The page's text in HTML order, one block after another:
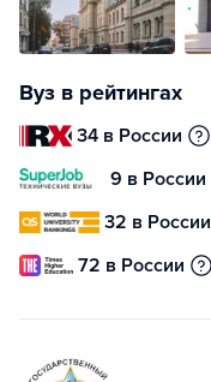
Вуз в рейтингах
34 в России
9 в России
32 в России
72 в России